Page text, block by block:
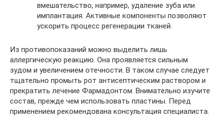
вмешательство, например, удаление зуба или
имплантация. Активные компоненты позволяют
ускорить процесс регенерации тканей.
Из противопоказаний можно выделить лишь
аллергическую реакцию. Она проявляется сильным
зудом и увеличением отечности. В таком случае следует
тщательно промыть рот антисептическим раствором и
прекратить лечение Фармадонтом. Внимательно изучите
состав, прежде чем использовать пластины. Перед
применением рекомендована консультация специалиста.